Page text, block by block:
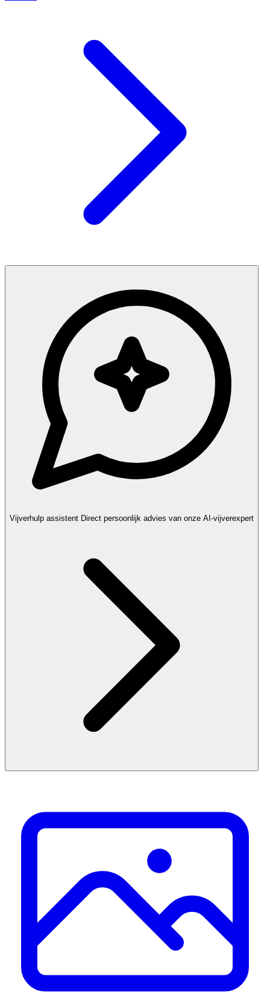
Vijverhulp assistent Direct persoonlijk advies van onze AI-vijverexpert